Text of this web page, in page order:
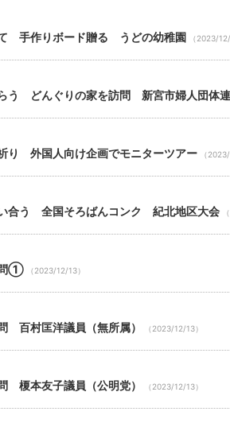
手作りボード贈る うどの幼稚園 （2023/12/
う どんぐりの家を訪問 新宮市婦人団体
り 外国人向け企画でモニターツアー （
合う 全国そろばんコンク 紀北地区大会
問① （2023/12/13）
百村匡洋議員（無所属） （2023/12/13）
榎本友子議員（公明党） （2023/12/13）